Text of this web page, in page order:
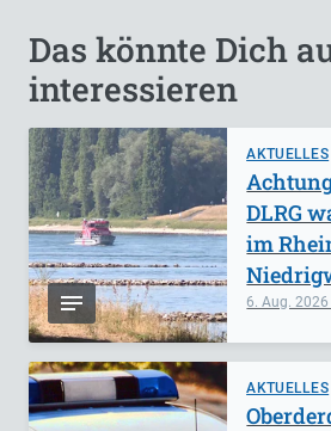
Das könnte Dich
interessieren
AKTUELLES
6. Aug. 2026
DLRG
im
AKTUELLES